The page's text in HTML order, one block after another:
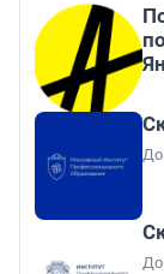
До
До